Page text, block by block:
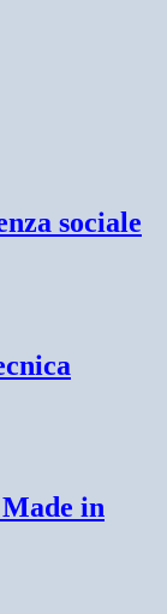
sociale
in